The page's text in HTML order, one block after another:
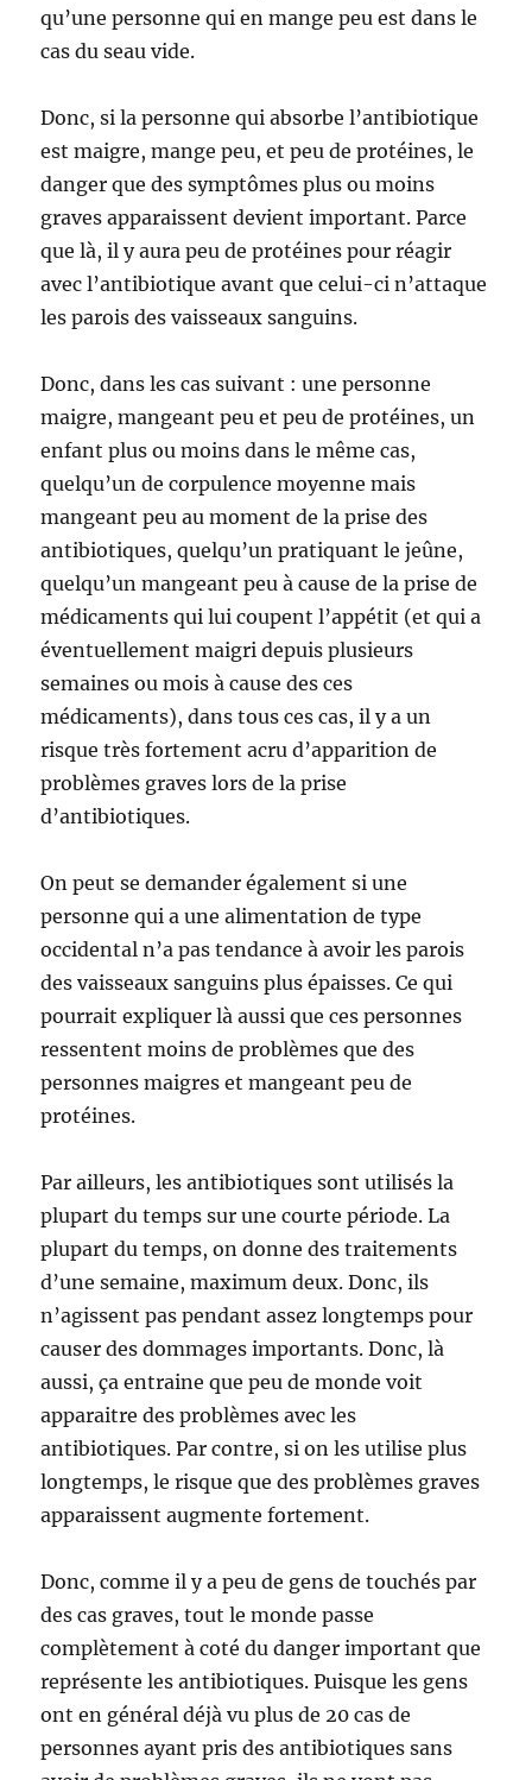
qu’une personne qui en mange peu est dans le
cas du seau vide.
Donc, si la personne qui absorbe l’antibiotique
est maigre, mange peu, et peu de protéines, le
danger que des symptômes plus ou moins
graves apparaissent devient important. Parce
que là, il y aura peu de protéines pour réagir
avec l’antibiotique avant que celui-ci n’attaque
les parois des vaisseaux sanguins.
Donc, dans les cas suivant : une personne
maigre, mangeant peu et peu de protéines, un
enfant plus ou moins dans le même cas,
quelqu’un de corpulence moyenne mais
mangeant peu au moment de la prise des
antibiotiques, quelqu’un pratiquant le jeûne,
quelqu’un mangeant peu à cause de la prise de
médicaments qui lui coupent l’appétit (et qui a
éventuellement maigri depuis plusieurs
semaines ou mois à cause des ces
médicaments), dans tous ces cas, il y a un
risque très fortement acru d’apparition de
problèmes graves lors de la prise
d’antibiotiques.
On peut se demander également si une
personne qui a une alimentation de type
occidental n’a pas tendance à avoir les parois
des vaisseaux sanguins plus épaisses. Ce qui
pourrait expliquer là aussi que ces personnes
ressentent moins de problèmes que des
personnes maigres et mangeant peu de
protéines.
Par ailleurs, les antibiotiques sont utilisés la
plupart du temps sur une courte période. La
plupart du temps, on donne des traitements
d’une semaine, maximum deux. Donc, ils
n’agissent pas pendant assez longtemps pour
causer des dommages importants. Donc, là
aussi, ça entraine que peu de monde voit
apparaitre des problèmes avec les
antibiotiques. Par contre, si on les utilise plus
longtemps, le risque que des problèmes graves
apparaissent augmente fortement.
Donc, comme il y a peu de gens de touchés par
des cas graves, tout le monde passe
complètement à coté du danger important que
représente les antibiotiques. Puisque les gens
ont en général déjà vu plus de 20 cas de
personnes ayant pris des antibiotiques sans